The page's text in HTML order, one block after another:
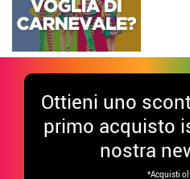
Ottieni uno
primo acquisto
nostra
*Acquisti